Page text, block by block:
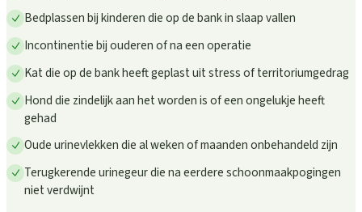
Bedplassen bij kinderen die op de bank in slaap vallen
Incontinentie bij ouderen of na een operatie
Kat die op de bank heeft geplast uit stress of territoriumgedrag
Hond die zindelijk aan het worden is of een ongelukje heeft
gehad
Oude urinevlekken die al weken of maanden onbehandeld zijn
Terugkerende urinegeur die na eerdere schoonmaakpogingen
niet verdwijnt